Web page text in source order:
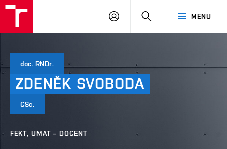
MENU
PŘIHLÁSIT
doc. RNDr.
ZDENĚK SVOBODA
CSc.
FEKT, UMAT – DOCENT